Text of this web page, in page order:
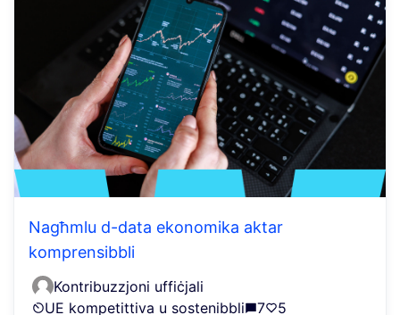
Nagħmlu d-data ekonomika aktar
komprensibbli
Kontribuzzjoni uffiċjali
UE kompetittiva u sostenibbli
7 5